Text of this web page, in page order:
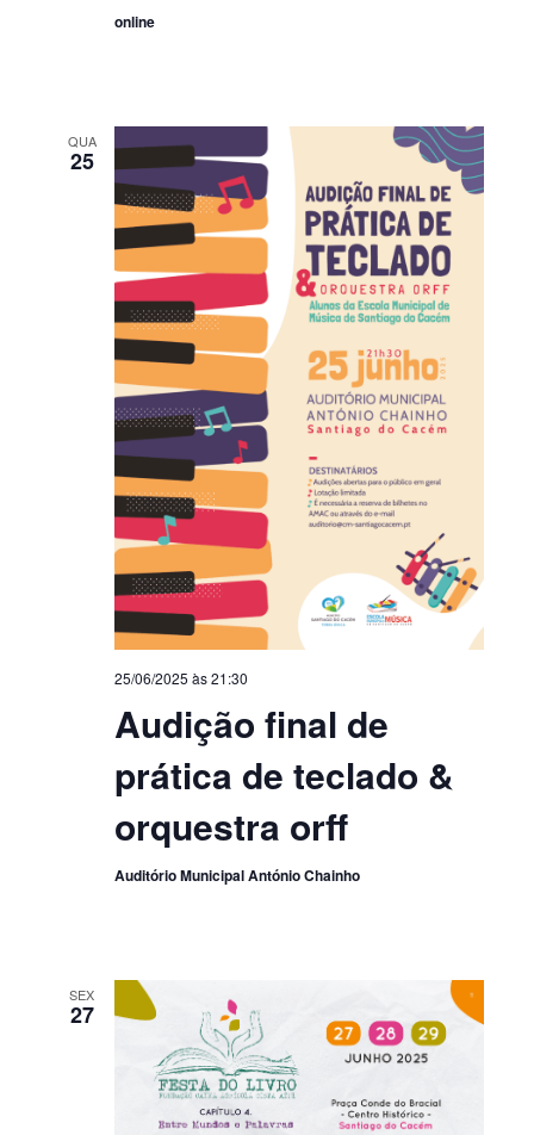
online
QUA
25
Audição final de
prática de teclado &
orquestra orff
25/06/2025 às 21:30
Auditório Municipal António Chainho
SEX
27